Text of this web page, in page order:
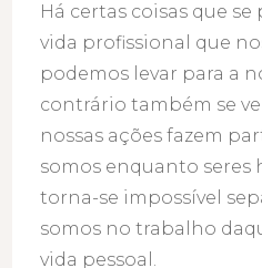
Há certas coisas que se
vida profissional que
podemos levar para a
contrário também se
nossas ações fazem
somos enquanto seres
torna-se impossível
somos no trabalho
vida pessoal.